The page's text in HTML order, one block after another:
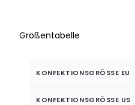
Größentabelle
KONFEKTIONSGRÖSSE EU
KONFEKTIONSGRÖSSE US